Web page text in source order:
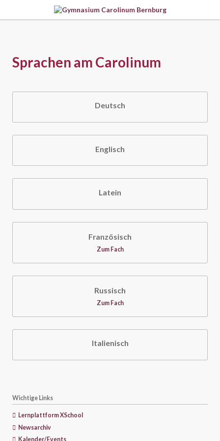
Sprachen am Carolinum
Deutsch
Englisch
Latein
Französisch
Zum Fach
Russisch
Zum Fach
Italienisch
Wichtige Links
Lernplattform XSchool
Newsarchiv
Kalender/Events